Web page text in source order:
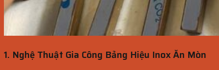
1. Nghệ Thuật Gia Công Bảng Hiệu Inox Ăn Mòn